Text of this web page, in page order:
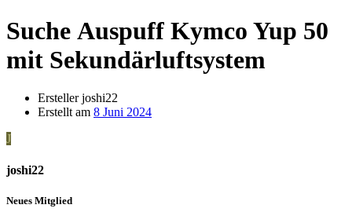
Suche Auspuff Kymco Yup 50
mit Sekundärluftsystem
Erstellerjoshi22
Erstellt am 8 Juni 2024
J
joshi22
Neues Mitglied